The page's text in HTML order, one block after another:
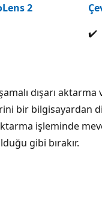
2
✔️
dışarı
bir bilgisayardan
aktarma işleminde
gibi bırakır.